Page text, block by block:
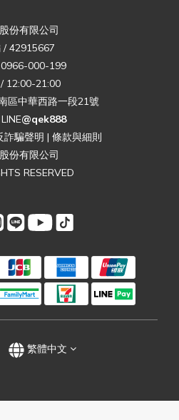
份有限公司
/ 42915667
000-199
12:00-21:00
區中華西路一段21號
@qek888
詐騙聲明 | 條款與細則
份有限公司
RESERVED
繁體中文